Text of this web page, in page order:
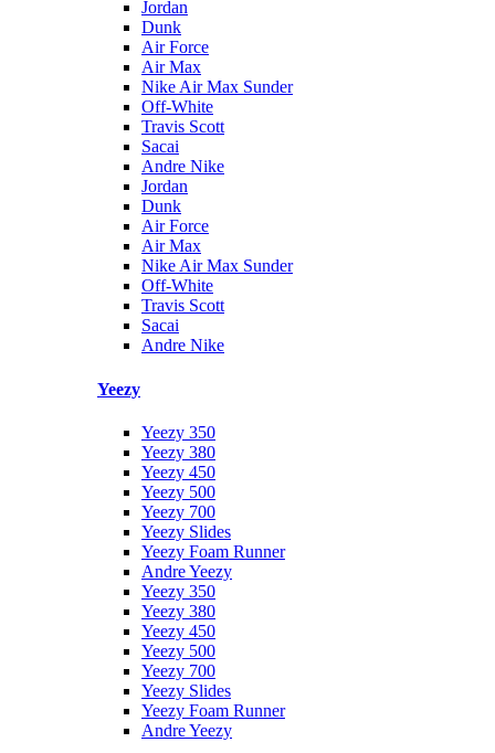
Jordan
Dunk
Air Force
Air Max
Nike Air Max Sunder
Off-White
Travis Scott
Sacai
Andre Nike
Jordan
Dunk
Air Force
Air Max
Nike Air Max Sunder
Off-White
Travis Scott
Sacai
Andre Nike
Yeezy
Yeezy 350
Yeezy 380
Yeezy 450
Yeezy 500
Yeezy 700
Yeezy Slides
Yeezy Foam Runner
Andre Yeezy
Yeezy 350
Yeezy 380
Yeezy 450
Yeezy 500
Yeezy 700
Yeezy Slides
Yeezy Foam Runner
Andre Yeezy